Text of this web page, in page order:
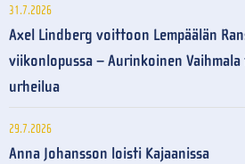
31.7.2026
Axel Lindberg voittoon Lempäälän
viikonlopussa – Aurinkoinen
urheilua
29.7.2026
Anna Johansson loisti Kajaanissa